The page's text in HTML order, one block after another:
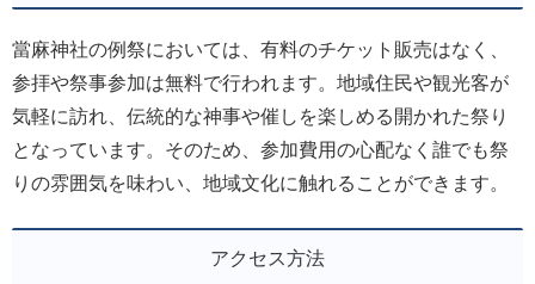
當麻神社の例祭においては、有料のチケット販売はなく、
参拝や祭事参加は無料で行われます。地域住民や観光客が
気軽に訪れ、伝統的な神事や催しを楽しめる開かれた祭り
となっています。そのため、参加費用の心配なく誰でも祭
りの雰囲気を味わい、地域文化に触れることができます。
アクセス方法